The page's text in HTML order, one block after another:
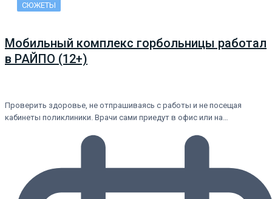
СЮЖЕТЫ
Мобильный комплекс горбольницы работал
в РАЙПО (12+)
Проверить здоровье, не отпрашиваясь с работы и не посещая
кабинеты поликлиники. Врачи сами приедут в офис или на…